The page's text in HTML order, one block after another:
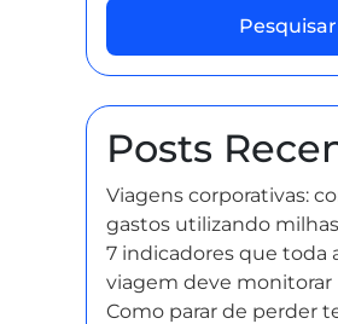
Pesquisar
Posts
Viagens corporativas:
gastos utilizando
7 indicadores que toda
viagem deve monitorar
Como parar de perder